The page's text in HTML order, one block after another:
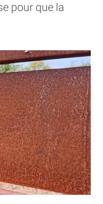
pour que la